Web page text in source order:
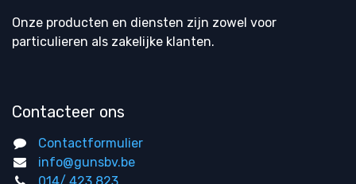
Onze producten en diensten zijn zowel voor
particulieren als zakelijke klanten.
Contacteer ons
Contactformulier
info@gunsbv.be